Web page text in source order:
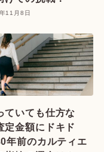
11月8日
ていても仕方な
定金額にドキド
年前のカルティエ